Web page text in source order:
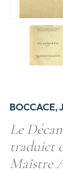
BOCCACE,
Le
traduict
Maistre